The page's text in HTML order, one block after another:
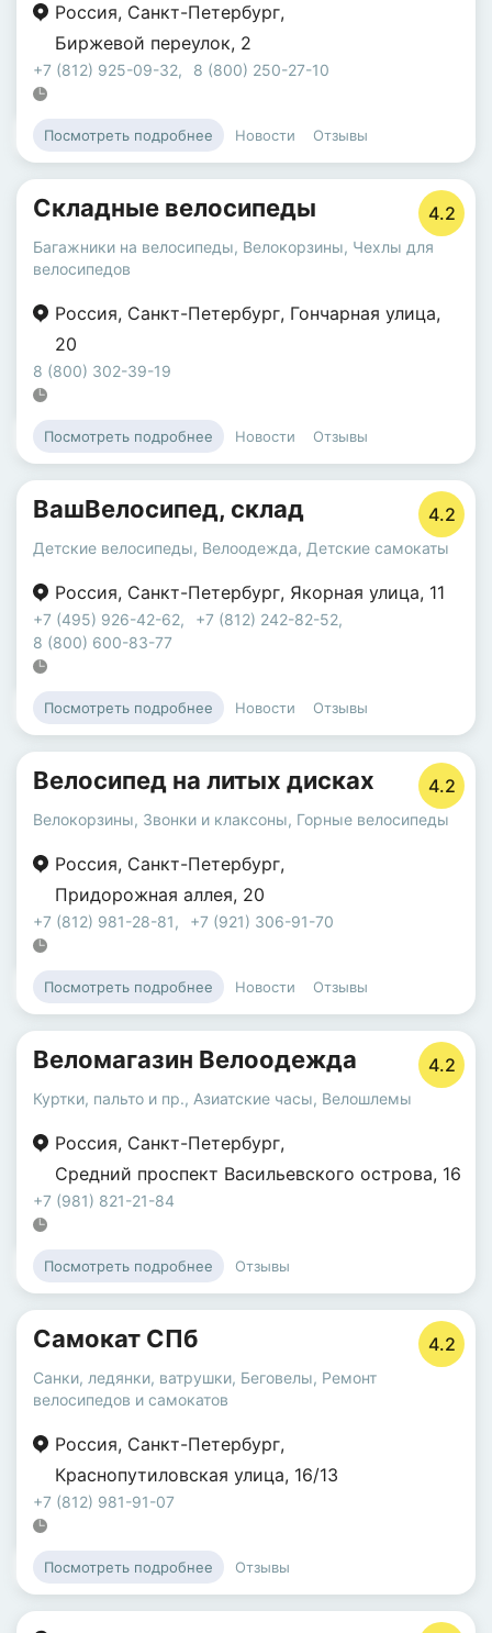
Россия, Санкт-Петербург,
Биржевой переулок, 2
+7 (812) 925-09-32, 8 (800) 250-27-10
Посмотреть подробнее Новости Отзывы
Складные велосипеды 4.2
Багажники на велосипеды, Велокорзины, Чехлы для
велосипедов
Россия, Санкт-Петербург, Гончарная улица,
20
8 (800) 302-39-19
Посмотреть подробнее Новости Отзывы
ВашВелосипед, склад 4.2
Детские велосипеды, Велоодежда, Детские самокаты
Россия, Санкт-Петербург, Якорная улица, 11
+7 (495) 926-42-62, +7 (812) 242-82-52,
8 (800) 600-83-77
Посмотреть подробнее Новости Отзывы
Велосипед на литых дисках 4.2
Велокорзины, Звонки и клаксоны, Горные велосипеды
Россия, Санкт-Петербург,
Придорожная аллея, 20
+7 (812) 981-28-81, +7 (921) 306-91-70
Посмотреть подробнее Новости Отзывы
Веломагазин Велоодежда 4.2
Куртки, пальто и пр., Азиатские часы, Велошлемы
Россия, Санкт-Петербург,
Средний проспект Васильевского острова, 16
+7 (981) 821-21-84
Посмотреть подробнее Отзывы
Самокат СПб 4.2
Санки, ледянки, ватрушки, Беговелы, Ремонт
велосипедов и самокатов
Россия, Санкт-Петербург,
Краснопутиловская улица, 16/13
+7 (812) 981-91-07
Посмотреть подробнее Отзывы